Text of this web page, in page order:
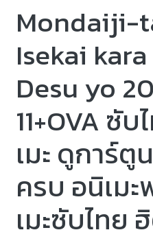
Mondaiji-
Isekai
Desu yo
11+OVA ซั
เมะ ดูการ์ตู
ครบ อนิเม
เมะซับไทย